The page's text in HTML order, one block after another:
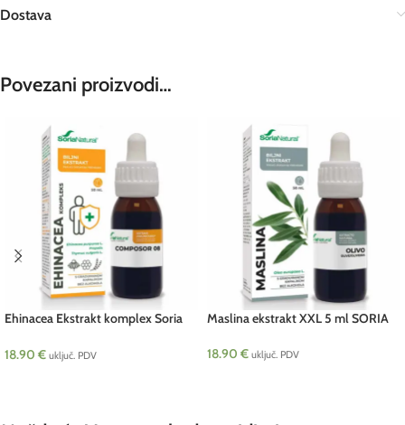
Dostava
Povezani proizvodi…
Ehinacea Ekstrakt komplex Soria
18.90 € uključ. PDV
Maslina ekstrakt XXL 5 ml SORIA
18.90 € uključ. PDV